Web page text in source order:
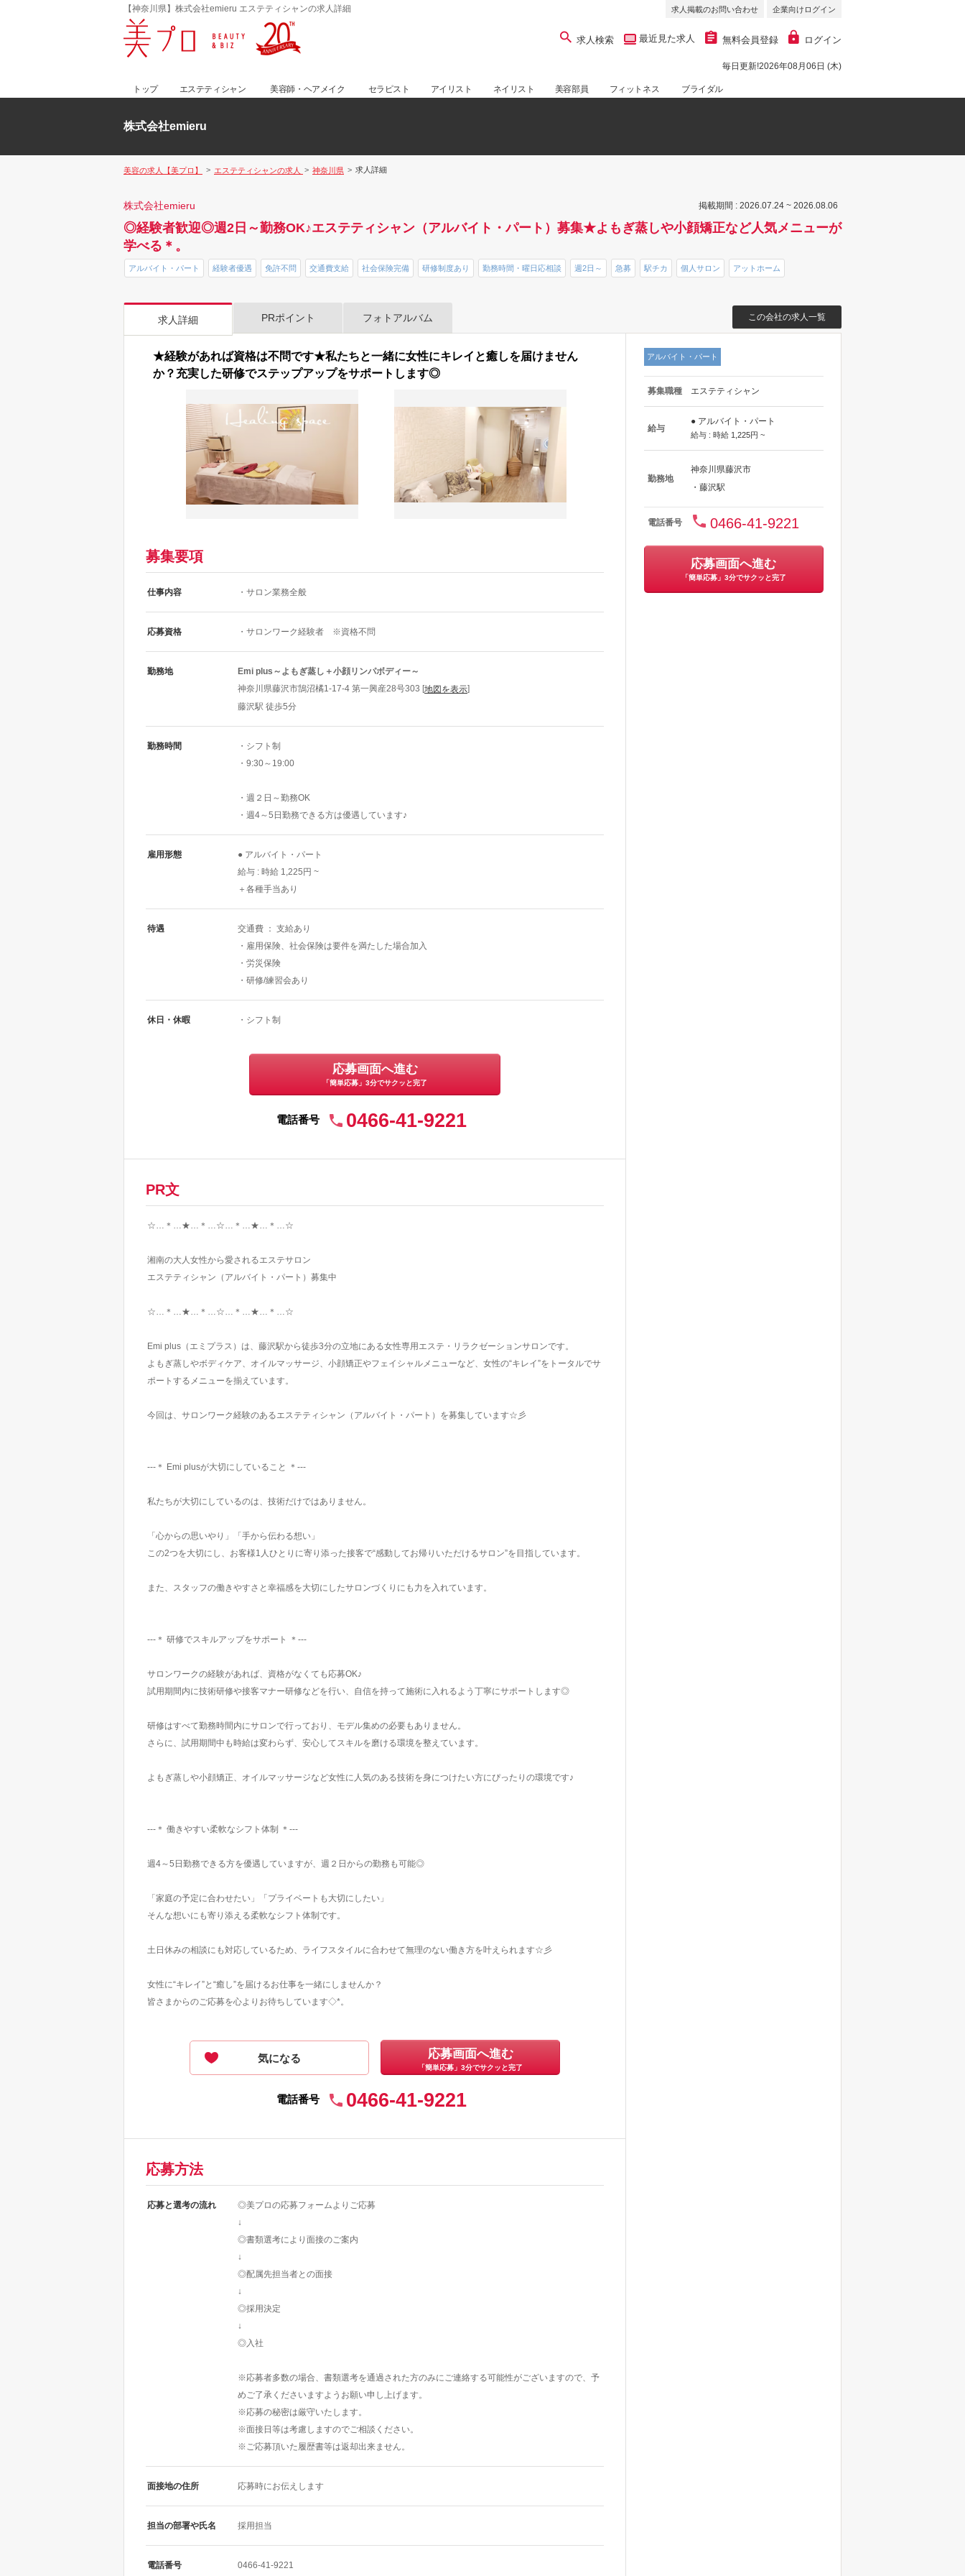
【神奈川県】株式会社emieru エステティシャンの求人詳細 求人掲載のお問い合わせ 企業向けログイン
求人検索 最近見た求人 無料会員登録 ログイン
毎日更新!2026年08月06日 (木)
トップ エステティシャン 美容師・ヘアメイク セラピスト アイリスト ネイリスト 美容部員 フィットネス ブライダル
株式会社emieru
美容の求人【美プロ】 エステティシャンの求人 神奈川県 求人詳細
株式会社emieru 掲載期間 : 2026.07.24 ~ 2026.08.06
◎経験者歓迎◎週2日～勤務OK♪エステティシャン（アルバイト・パート）募集★よもぎ蒸しや小顔矯正など人気メニューが
学べる＊。
アルバイト・パート 経験者優遇 免許不問 交通費支給 社会保険完備 研修制度あり 勤務時間・曜日応相談 週2日～ 急募 駅チカ 個人サロン アットホーム
求人詳細 PRポイント フォトアルバム この会社の求人一覧
★経験があれば資格は不問です★私たちと一緒に女性にキレイと癒しを届けません
か？充実した研修でステップアップをサポートします◎
募集要項
仕事内容 ・サロン業務全般
応募資格 ・サロンワーク経験者 ※資格不問
勤務地
Emi plus～よもぎ蒸し＋小顔リンパボディー～
神奈川県藤沢市鵠沼橘1-17-4 第一興産28号303 [地図を表示]
藤沢駅 徒歩5分
勤務時間
・シフト制
・9:30～19:00
・週２日～勤務OK
・週4～5日勤務できる方は優遇しています♪
雇用形態
● アルバイト・パート
給与 : 時給 1,225円 ~
＋各種手当あり
待遇
交通費 ： 支給あり
・雇用保険、社会保険は要件を満たした場合加入
・労災保険
・研修/練習会あり
休日・休暇 ・シフト制
応募画面へ進む
「簡単応募」3分でサクッと完了
電話番号 0466-41-9221
PR文
☆…＊…★…＊…☆…＊…★…＊…☆
湘南の大人女性から愛されるエステサロン
エステティシャン（アルバイト・パート）募集中
☆…＊…★…＊…☆…＊…★…＊…☆
Emi plus（エミプラス）は、藤沢駅から徒歩3分の立地にある女性専用エステ・リラクゼーションサロンです。
よもぎ蒸しやボディケア、オイルマッサージ、小顔矯正やフェイシャルメニューなど、女性の“キレイ”をトータルでサ
ポートするメニューを揃えています。
今回は、サロンワーク経験のあるエステティシャン（アルバイト・パート）を募集しています☆彡
---＊ Emi plusが大切にしていること ＊---
私たちが大切にしているのは、技術だけではありません。
「心からの思いやり」「手から伝わる想い」
この2つを大切にし、お客様1人ひとりに寄り添った接客で“感動してお帰りいただけるサロン”を目指しています。
また、スタッフの働きやすさと幸福感を大切にしたサロンづくりにも力を入れています。
---＊ 研修でスキルアップをサポート ＊---
サロンワークの経験があれば、資格がなくても応募OK♪
試用期間内に技術研修や接客マナー研修などを行い、自信を持って施術に入れるよう丁寧にサポートします◎
研修はすべて勤務時間内にサロンで行っており、モデル集めの必要もありません。
さらに、試用期間中も時給は変わらず、安心してスキルを磨ける環境を整えています。
よもぎ蒸しや小顔矯正、オイルマッサージなど女性に人気のある技術を身につけたい方にぴったりの環境です♪
---＊ 働きやすい柔軟なシフト体制 ＊---
週4～5日勤務できる方を優遇していますが、週２日からの勤務も可能◎
「家庭の予定に合わせたい」「プライベートも大切にしたい」
そんな想いにも寄り添える柔軟なシフト体制です。
土日休みの相談にも対応しているため、ライフスタイルに合わせて無理のない働き方を叶えられます☆彡
女性に“キレイ”と“癒し”を届けるお仕事を一緒にしませんか？
皆さまからのご応募を心よりお待ちしています◇*。
気になる 応募画面へ進む
「簡単応募」3分でサクッと完了
電話番号 0466-41-9221
応募方法
応募と選考の流れ
◎美プロの応募フォームよりご応募
↓
◎書類選考により面接のご案内
↓
◎配属先担当者との面接
↓
◎採用決定
↓
◎入社
※応募者多数の場合、書類選考を通過された方のみにご連絡する可能性がございますので、予
めご了承くださいますようお願い申し上げます。
※応募の秘密は厳守いたします。
※面接日等は考慮しますのでご相談ください。
※ご応募頂いた履歴書等は返却出来ません。
面接地の住所 応募時にお伝えします
担当の部署や氏名 採用担当
電話番号 0466-41-9221
アルバイト・パート
募集職種 エステティシャン
給与
● アルバイト・パート
給与 : 時給 1,225円 ~
勤務地
神奈川県藤沢市
・藤沢駅
電話番号 0466-41-9221
応募画面へ進む
「簡単応募」3分でサクッと完了